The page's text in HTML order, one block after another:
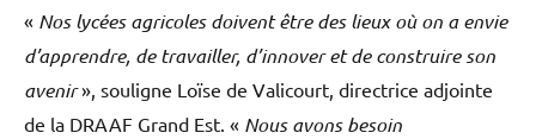
« Nos lycées agricoles doivent être des lieux où on a envie
d’apprendre, de travailler, d’innover et de construire son
avenir», souligne Loïse de Valicourt, directrice adjointe
de la DRAAF Grand Est. « Nous avons besoin